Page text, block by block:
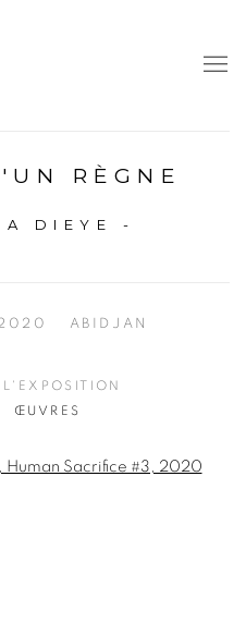
RÈGNE
DIEYE -
2020 ABIDJAN
L'EXPOSITION
ŒUVRES
image in a popup: